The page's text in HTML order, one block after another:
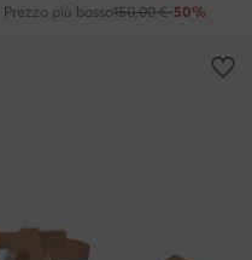
Prezzo più basso150,00 €-50%